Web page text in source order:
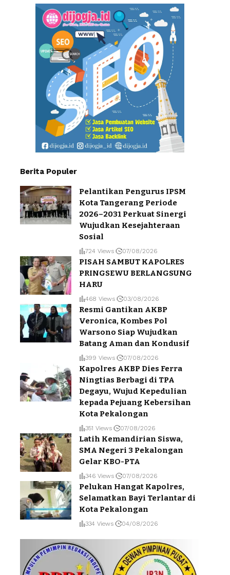
Berita Populer
Pelantikan Pengurus IPSM
Kota Tangerang Periode
2026–2031 Perkuat Sinergi
Wujudkan Kesejahteraan
Sosial
724 Views 07/08/2026
PISAH SAMBUT KAPOLRES
PRINGSEWU BERLANGSUNG
HARU
468 Views 03/08/2026
Resmi Gantikan AKBP
Veronica, Kombes Pol
Warsono Siap Wujudkan
Batang Aman dan Kondusif
399 Views 07/08/2026
Kapolres AKBP Dies Ferra
Ningtias Berbagi di TPA
Degayu, Wujud Kepedulian
kepada Pejuang Kebersihan
Kota Pekalongan
351 Views 07/08/2026
Latih Kemandirian Siswa,
SMA Negeri 3 Pekalongan
Gelar KBO-PTA
346 Views 07/08/2026
Pelukan Hangat Kapolres,
Selamatkan Bayi Terlantar di
Kota Pekalongan
334 Views 04/08/2026